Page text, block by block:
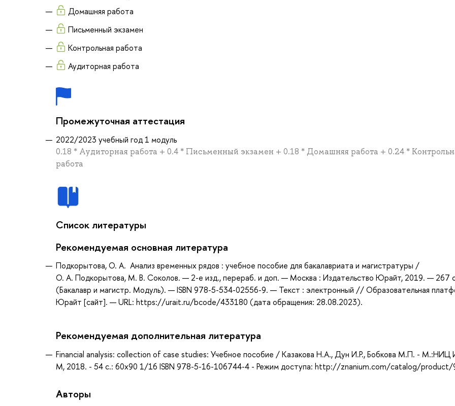
Домашняя работа
Письменный экзамен
Контрольная работа
Аудиторная работа
Промежуточная аттестация
2022/2023 учебный год 1 модуль
0.18 * Аудиторная работа + 0.4 * Письменный экзамен + 0.18 * Домашняя работа + 0.24 *
работа
Список литературы
Рекомендуемая основная литература
Подкорытова, О. А. Анализ временных рядов : учебное пособие для бакалавриата и магистратуры /
О. А. Подкорытова, М. В. Соколов. — 2-е изд., перераб. и доп. — Москва : Издательство Юрайт, 2019. — 267
(Бакалавр и магистр. Модуль). — ISBN 978-5-534-02556-9. — Текст : электронный // Образовательная
Юрайт [сайт]. — URL: https://urait.ru/bcode/433180 (дата обращения: 28.08.2023).
Рекомендуемая дополнительная литература
Financial analysis: collection of case studies: Учебное пособие / Казакова Н.А., Дун И.Р., Бобкова М.П. -
М, 2018. - 54 с.: 60x90 1/16 ISBN 978-5-16-106744-4 - Режим доступа: http://znanium.com/catalog/
Авторы